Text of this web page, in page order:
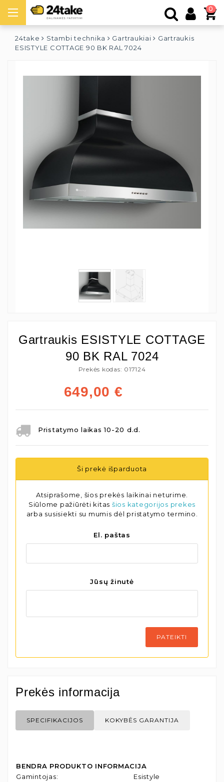
0
24take Stambi technika Gartraukiai
Gartraukis
ESISTYLE COTTAGE 90 BK RAL 7024
Gartraukis ESISTYLE COTTAGE
90 BK RAL 7024
Prekės kodas: 017124
649,00 €
Pristatymo laikas 10-20 d.d.
Ši prekė išparduota
Atsiprašome, šios prekės laikinai neturime.
Siūlome pažiūrėti kitas šios kategorijos prekes
arba susisiekti su mumis dėl pristatymo termino.
El. paštas
Jūsų žinutė
PATEIKTI
Prekės informacija
SPECIFIKACIJOS KOKYBĖS GARANTIJA
BENDRA PRODUKTO INFORMACIJA
Gamintojas:
Esistyle